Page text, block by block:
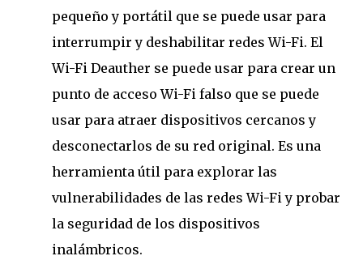
pequeño y portátil que se puede usar para
interrumpir y deshabilitar redes Wi-Fi. El
Wi-Fi Deauther se puede usar para crear un
punto de acceso Wi-Fi falso que se puede
usar para atraer dispositivos cercanos y
desconectarlos de su red original. Es una
herramienta útil para explorar las
vulnerabilidades de las redes Wi-Fi y probar
la seguridad de los dispositivos
inalámbricos.